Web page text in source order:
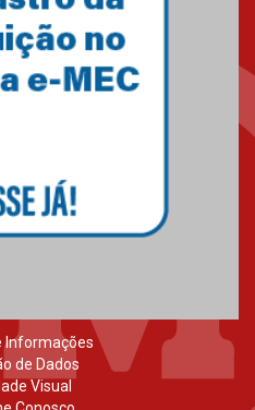
Informações
de Dados
Visual